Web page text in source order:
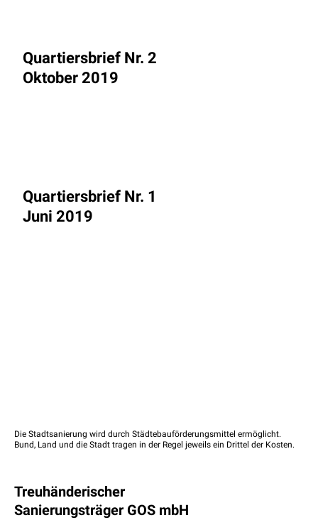
Quartiersbrief Nr. 2
Oktober 2019
Quartiersbrief Nr. 1
Juni 2019
Die Stadtsanierung wird durch Städtebauförderungsmittel ermöglicht.
Bund, Land und die Stadt tragen in der Regel jeweils ein Drittel der Kosten.
Treuhänderischer
Sanierungsträger GOS mbH